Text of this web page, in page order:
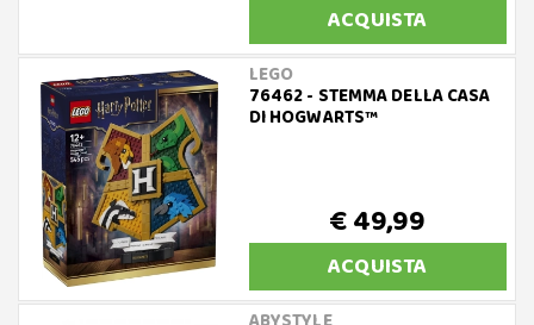
ACQUISTA
LEGO
76462 - STEMMA DELLA CASA
DI HOGWARTS™
€ 49,99
ACQUISTA